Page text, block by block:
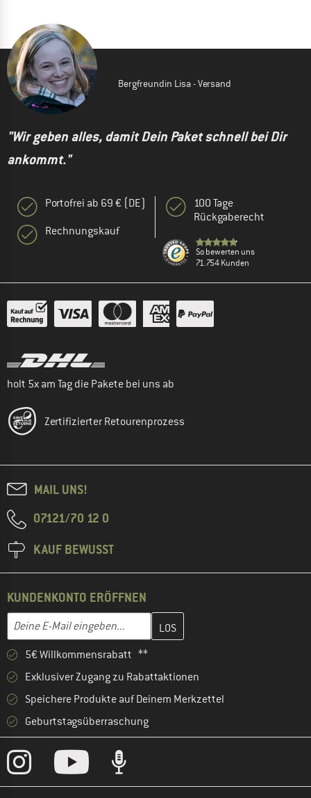
Bergfreundin Lisa - Versand
"Wir geben alles, damit Dein Paket schnell bei Dir
ankommt."
Portofrei ab 69 € (DE)
Rechnungskauf
100 Tage
Rückgaberecht
So bewerten uns
71.754 Kunden
holt 5x am Tag die Pakete bei uns ab
Zertifizierter Retourenprozess
MAIL UNS!
07121/70 12 0
KAUF BEWUSST
KUNDENKONTO ERÖFFNEN
E-Mail-Adresse
Gib hier deine E-Mail-Adresse ein und erstelle im nächsten
5€ Willkommensrabatt **
Exklusiver Zugang zu Rabattaktionen
Speichere Produkte auf Deinem Merkzettel
Geburtstagsüberraschung